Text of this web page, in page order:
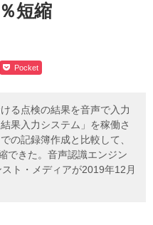
短縮
Pocket
る点検の結果を音声で入力
果入力システム」を稼働さ
の記録簿作成と比較して、
できた。音声認識エンジン
ト・メディアが2019年12月